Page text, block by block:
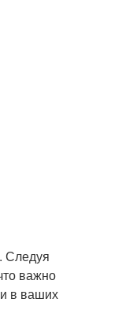
Следуя
важно
в ваших